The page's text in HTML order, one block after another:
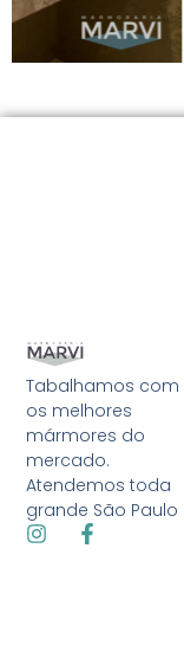
Tabalhamos com
os melhores
mármores do
mercado.
Atendemos toda
grande São Paulo